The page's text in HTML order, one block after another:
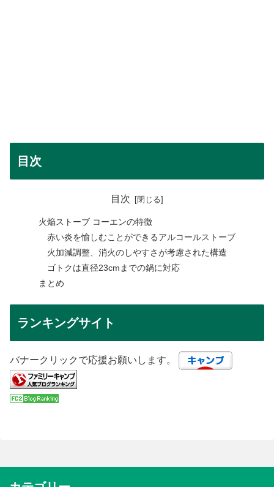
目次
目次
火焔ストーブ コーエンの特徴
赤い炎を愉しむことができるアルコールストーブ
火加減調整、消火のしやすさが考慮された構造
ゴトクは直径23cmまでの鍋に対応
まとめ
ランキングサイト
バナークリックで応援お願いします。